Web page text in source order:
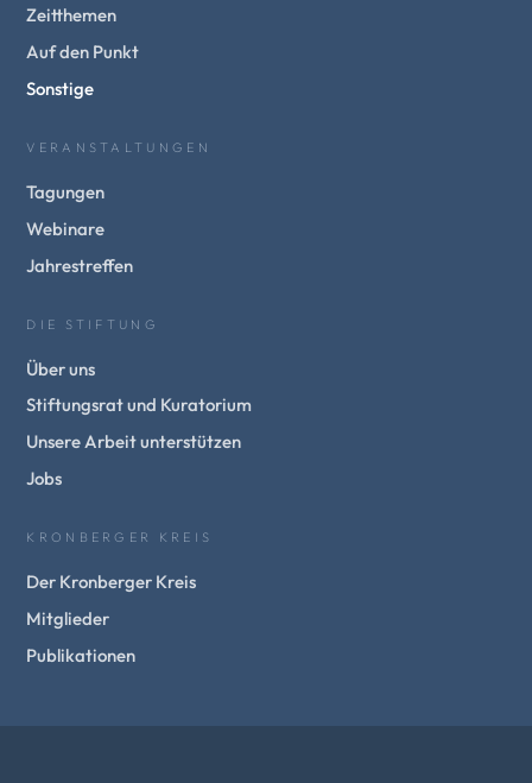
Zeitthemen
Auf den Punkt
Sonstige
VERANSTALTUNGEN
Tagungen
Webinare
Jahrestreffen
DIE STIFTUNG
Über uns
Stiftungsrat und Kuratorium
Unsere Arbeit unterstützen
Jobs
KRONBERGER KREIS
Der Kronberger Kreis
Mitglieder
Publikationen